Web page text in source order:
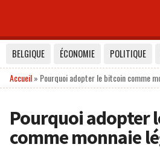
BELGIQUE ÉCONOMIE POLITIQUE
Accueil» Pourquoi adopter le bitcoin comme
Pourquoi adopter
comme monnaie